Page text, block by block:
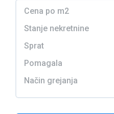
Cena po m2
Stanje nekretnine
Sprat
Pomagala
Način grejanja